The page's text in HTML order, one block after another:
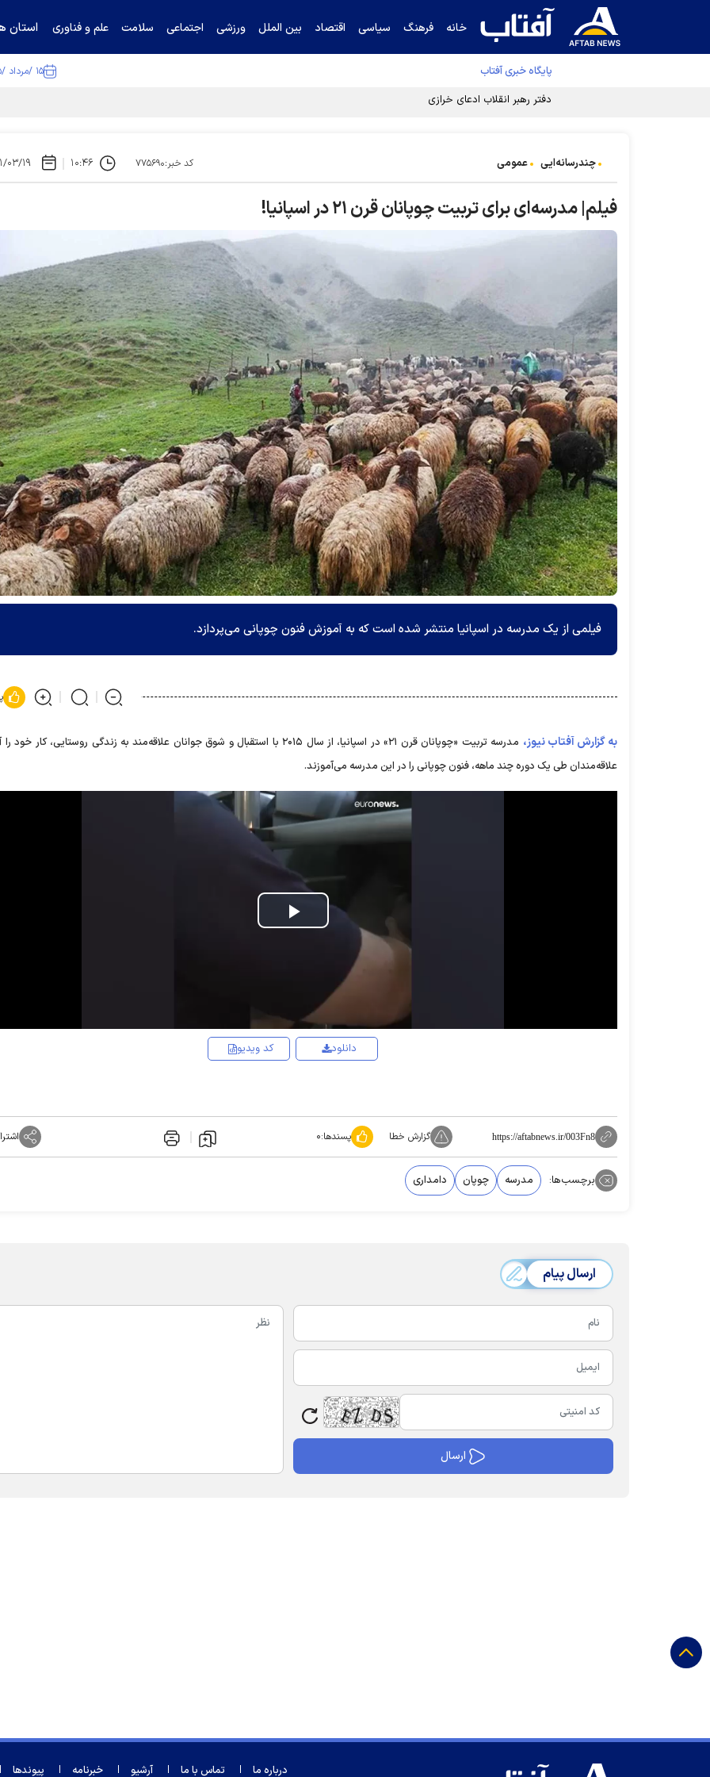
خانه فرهنگ سیاسی اقتصاد بین الملل ورزشی اجتماعی سلامت علم و فناوری استان
پایگاه خبری آفتاب ۱۵ /مرداد /۱۴۰۵
دفتر رهبر انقلاب ادعای خرازی درباره پزشکیان را تکذیب کرد
چندرسانه‌ایی عمومی کد خبر:۷۷۵۶۹۰ ۱۰:۴۶ ۱۴۰۱/
فیلم| مدرسه‌ای برای تربیت چوپانان قرن ۲۱ در اسپانیا!
فیلمی از یک مدرسه در اسپانیا منتشر شده است که به آموزش فنون چوپانی می‌پردازد.
به گزارش آفتاب نیوز،
مدرسه تربیت «چوپانان قرن ۲۱» در اسپانیا، از سال ۲۰۱۵ با استقبال و شوق جوانان علاقه‌مند به زندگی روستایی، کار
علاقه‌مندان طی یک دوره چند ماهه، فنون چوپانی را در این مدرسه می‌آموزند.
Play
Video
کد ویدیو دانلود
https://aftabnews.ir/003Fn8 گزارش خطا پسندها:۰
برچسب‌ها: مدرسه چوپان دامداری
ارسال پیام
درباره ما تماس با ما آرشیو خبرنامه پیوندها